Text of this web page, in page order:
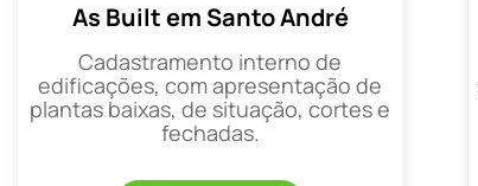
As Built em Santo André
Cadastramento interno de
edificações, com apresentação de
plantas baixas, de situação, cortes e
fechadas.